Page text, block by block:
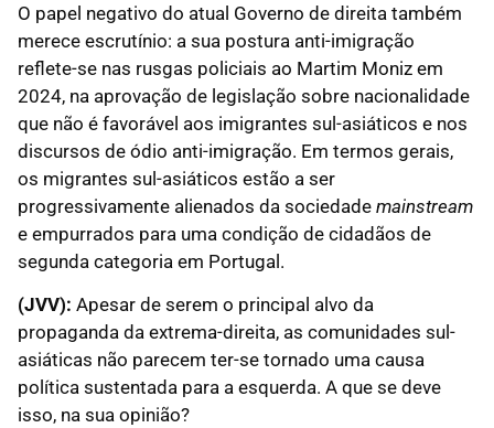
O papel negativo do atual Governo de direita também
merece escrutínio: a sua postura anti-imigração
reflete-se nas rusgas policiais ao Martim Moniz em
2024, na aprovação de legislação sobre nacionalidade
que não é favorável aos imigrantes sul-asiáticos e nos
discursos de ódio anti-imigração. Em termos gerais,
os migrantes sul-asiáticos estão a ser
progressivamente alienados da sociedade mainstream
e empurrados para uma condição de cidadãos de
segunda categoria em Portugal.
(JVV): Apesar de serem o principal alvo da
propaganda da extrema-direita, as comunidades sul-
asiáticas não parecem ter-se tornado uma causa
política sustentada para a esquerda. A que se deve
isso, na sua opinião?